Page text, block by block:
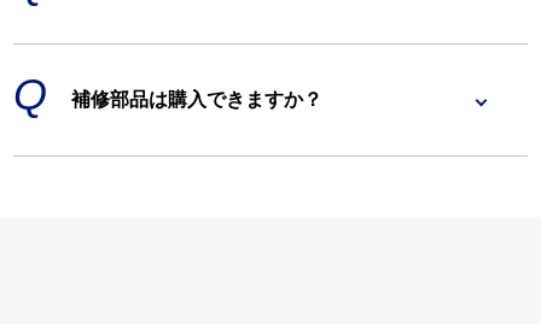
補修部品は購入できますか？